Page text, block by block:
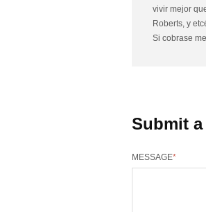
vivir mejor
Roberts, y
Si cobrase
Submit
MESSAGE*